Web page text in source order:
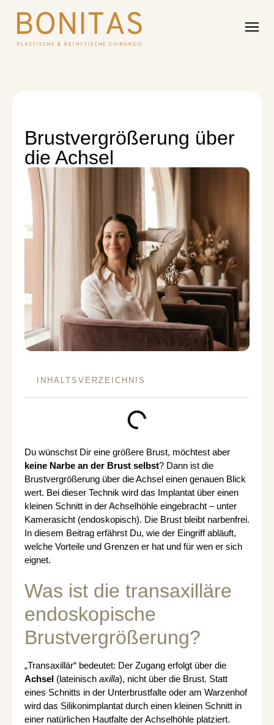
Brustvergrößerung über
die Achsel
INHALTSVERZEICHNIS
Du wünschst Dir eine größere Brust, möchtest aber
keine Narbe an der Brust selbst? Dann ist die
Brustvergrößerung über die Achsel einen genauen Blick
wert. Bei dieser Technik wird das Implantat über einen
kleinen Schnitt in der Achselhöhle eingebracht – unter
Kamerasicht (endoskopisch). Die Brust bleibt narbenfrei.
In diesem Beitrag erfährst Du, wie der Eingriff abläuft,
welche Vorteile und Grenzen er hat und für wen er sich
eignet.
Was ist die transaxilläre
endoskopische
Brustvergrößerung?
„Transaxillär“ bedeutet: Der Zugang erfolgt über die
Achsel (lateinisch axilla), nicht über die Brust. Statt
eines Schnitts in der Unterbrustfalte oder am Warzenhof
wird das Silikonimplantat durch einen kleinen Schnitt in
einer natürlichen Hautfalte der Achselhöhle platziert.